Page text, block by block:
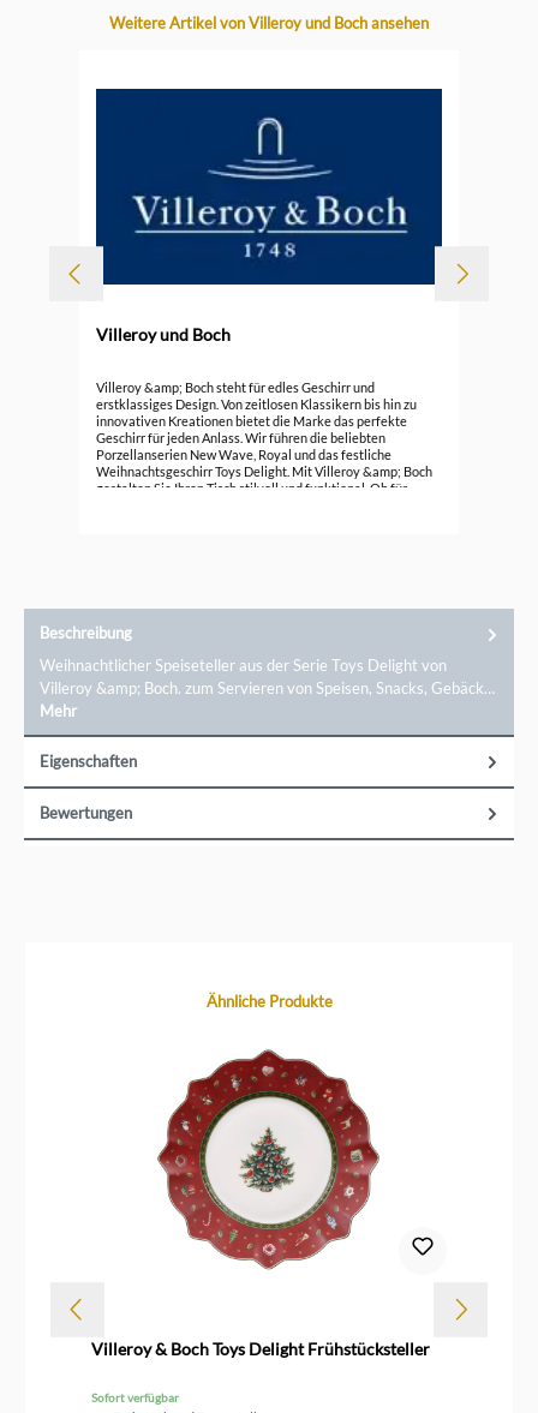
Produktgalerie überspringen
Weitere Artikel von Villeroy und Boch ansehen
Villeroy und Boch
Villeroy &amp; Boch steht für edles Geschirr und
erstklassiges Design. Von zeitlosen Klassikern bis hin zu
innovativen Kreationen bietet die Marke das perfekte
Geschirr für jeden Anlass. Wir führen die beliebten
Porzellanserien New Wave, Royal und das festliche
Weihnachtsgeschirr Toys Delight. Mit Villeroy &amp; Boch
gestalten Sie Ihren Tisch stilvoll und funktional. Ob für
Saaruferstr. 46, 66693 Mettlach, information@villeroy-
boch.com
Beschreibung
Weihnachtlicher Speiseteller aus der Serie Toys Delight von
Villeroy &amp; Boch. zum Servieren von Speisen, Snacks, Gebäck…
Mehr
Eigenschaften
Bewertungen
Produktgalerie überspringenÄhnliche Produkte
Villeroy & Boch Toys Delight Frühstücksteller
Sofort verfügbar